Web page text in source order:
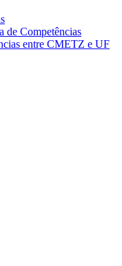
de Competências
entre CMETZ e UF